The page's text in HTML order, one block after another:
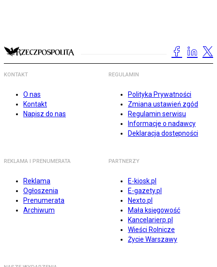
KONTAKT
O nas
Kontakt
Napisz do nas
REGULAMIN
Polityka Prywatności
Zmiana ustawień zgód
Regulamin serwisu
Informacje o nadawcy
Deklaracja dostępności
REKLAMA I PRENUMERATA
Reklama
Ogłoszenia
Prenumerata
Archiwum
PARTNERZY
E-kiosk.pl
E-gazety.pl
Nexto.pl
Mała księgowość
Kancelarierp.pl
Wieści Rolnicze
Życie Warszawy